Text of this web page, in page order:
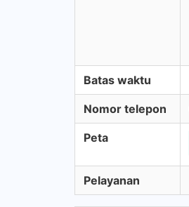
Batas waktu
Nomor telepon
Peta
Pelayanan